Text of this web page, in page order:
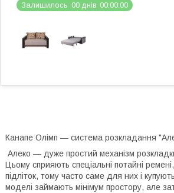
Залишилось 00 днів 00 00 00
Канапе Олімп — система розкладання
Алеко — дуже простий механізм
Цьому сприяють спеціальні потайні
підліток, тому часто саме для них і
моделі займають мінімум простору, але